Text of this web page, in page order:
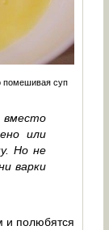
помешивая суп
или
Но не
варки
и полюбятся